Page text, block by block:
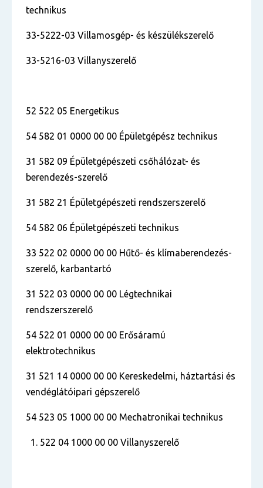
technikus
33-5222-03 Villamosgép- és készülékszerelő
33-5216-03 Villanyszerelő
52 522 05 Energetikus
54 582 01 0000 00 00 Épületgépész technikus
31 582 09 Épületgépészeti csőhálózat- és
berendezés-szerelő
31 582 21 Épületgépészeti rendszerszerelő
54 582 06 Épületgépészeti technikus
33 522 02 0000 00 00 Hűtő- és klímaberendezés-
szerelő, karbantartó
31 522 03 0000 00 00 Légtechnikai
rendszerszerelő
54 522 01 0000 00 00 Erősáramú
elektrotechnikus
31 521 14 0000 00 00 Kereskedelmi, háztartási és
vendéglátóipari gépszerelő
54 523 05 1000 00 00 Mechatronikai technikus
522 04 1000 00 00 Villanyszerelő